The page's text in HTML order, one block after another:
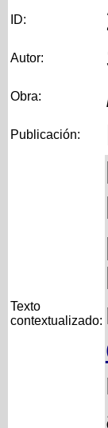
ID:
Autor:
Obra:
Publicación:
Texto
contextualizado: